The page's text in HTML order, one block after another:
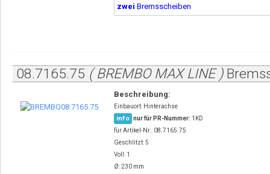
zwei Bremsscheiben
08.7165.75 ( BREMBO MAX LINE )
Beschreibung:
Einbauort: Hinterachse
info nur für PR-Nummer: 1KD
für Artikel-Nr.: 08.7165.75
Geschlitzt: 5
Voll: 1
Ø: 230 mm